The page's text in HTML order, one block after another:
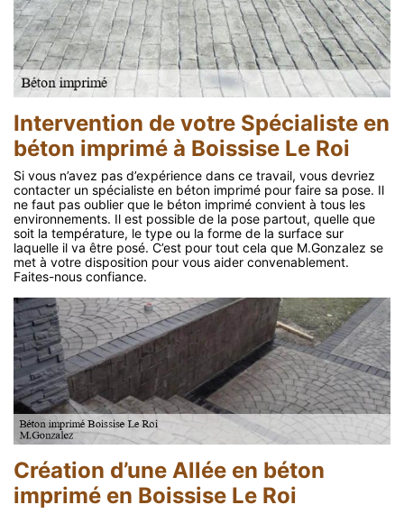
Intervention de votre Spécialiste en
béton imprimé à Boissise Le Roi
Si vous n’avez pas d’expérience dans ce travail, vous devriez
contacter un spécialiste en béton imprimé pour faire sa pose. Il
ne faut pas oublier que le béton imprimé convient à tous les
environnements. Il est possible de la pose partout, quelle que
soit la température, le type ou la forme de la surface sur
laquelle il va être posé. C’est pour tout cela que M.Gonzalez se
met à votre disposition pour vous aider convenablement.
Faites-nous confiance.
Création d’une Allée en béton
imprimé en Boissise Le Roi